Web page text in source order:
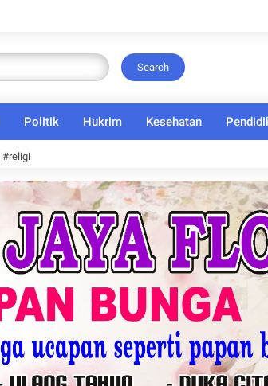
Search
Politik Hukrim Kesehatan
#religi